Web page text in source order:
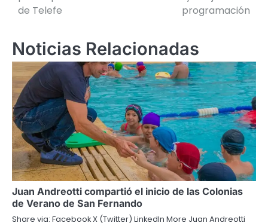
entradas
de Telefe
programación
Noticias Relacionadas
Juan Andreotti compartió el inicio de las Colonias
de Verano de San Fernando
Share via: Facebook X (Twitter) LinkedIn More Juan Andreotti